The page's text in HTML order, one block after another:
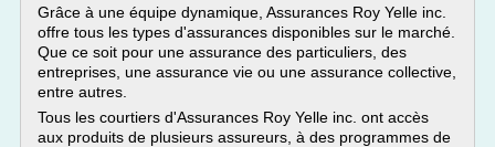
Grâce à une équipe dynamique, Assurances Roy Yelle inc.
offre tous les types d'assurances disponibles sur le marché.
Que ce soit pour une assurance des particuliers, des
entreprises, une assurance vie ou une assurance collective,
entre autres.
Tous les courtiers d'Assurances Roy Yelle inc. ont accès
aux produits de plusieurs assureurs, à des programmes de